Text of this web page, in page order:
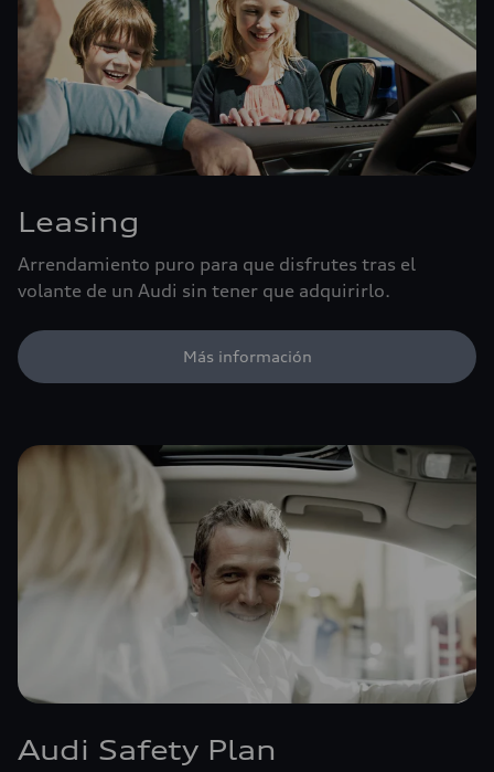
Leasing
Arrendamiento puro para que disfrutes tras el
volante de un Audi sin tener que adquirirlo.
Más información
Audi Safety Plan